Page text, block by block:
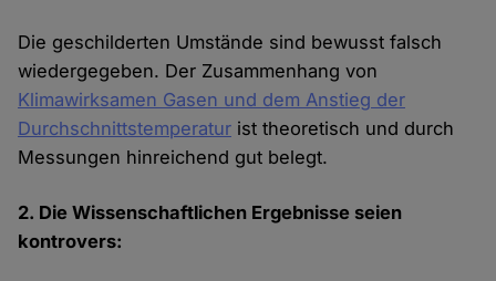
Die geschilderten Umstände sind bewusst falsch
wiedergegeben. Der Zusammenhang von
Klimawirksamen Gasen und dem Anstieg der
Durchschnittstemperatur ist theoretisch und durch
Messungen hinreichend gut belegt.
2. Die Wissenschaftlichen Ergebnisse seien
kontrovers: